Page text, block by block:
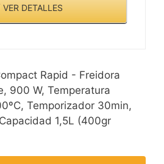
VER DETALLES
Rapid - Freidora
900 W, Temperatura
Temporizador 30min,
1,5L (400gr